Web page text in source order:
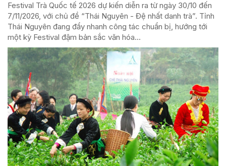
Festival Trà Quốc tế 2026 dự kiến diễn ra từ ngày 30/10 đến
7/11/2026, với chủ đề “Thái Nguyên - Đệ nhất danh trà”. Tỉnh
Thái Nguyên đang đẩy nhanh công tác chuẩn bị, hướng tới
một kỳ Festival đậm bản sắc văn hóa...